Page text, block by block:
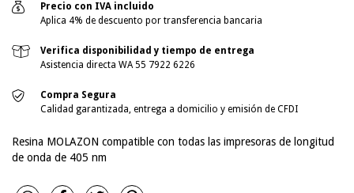
Precio con IVA incluido
Aplica 4% de descuento por transferencia bancaria
Verifica disponibilidad y tiempo de entrega
Asistencia directa WA 55 7922 6226
Compra Segura
Calidad garantizada, entrega a domicilio y emisión de CFDI
Resina MOLAZON compatible con todas las impresoras de longitud
de onda de 405 nm